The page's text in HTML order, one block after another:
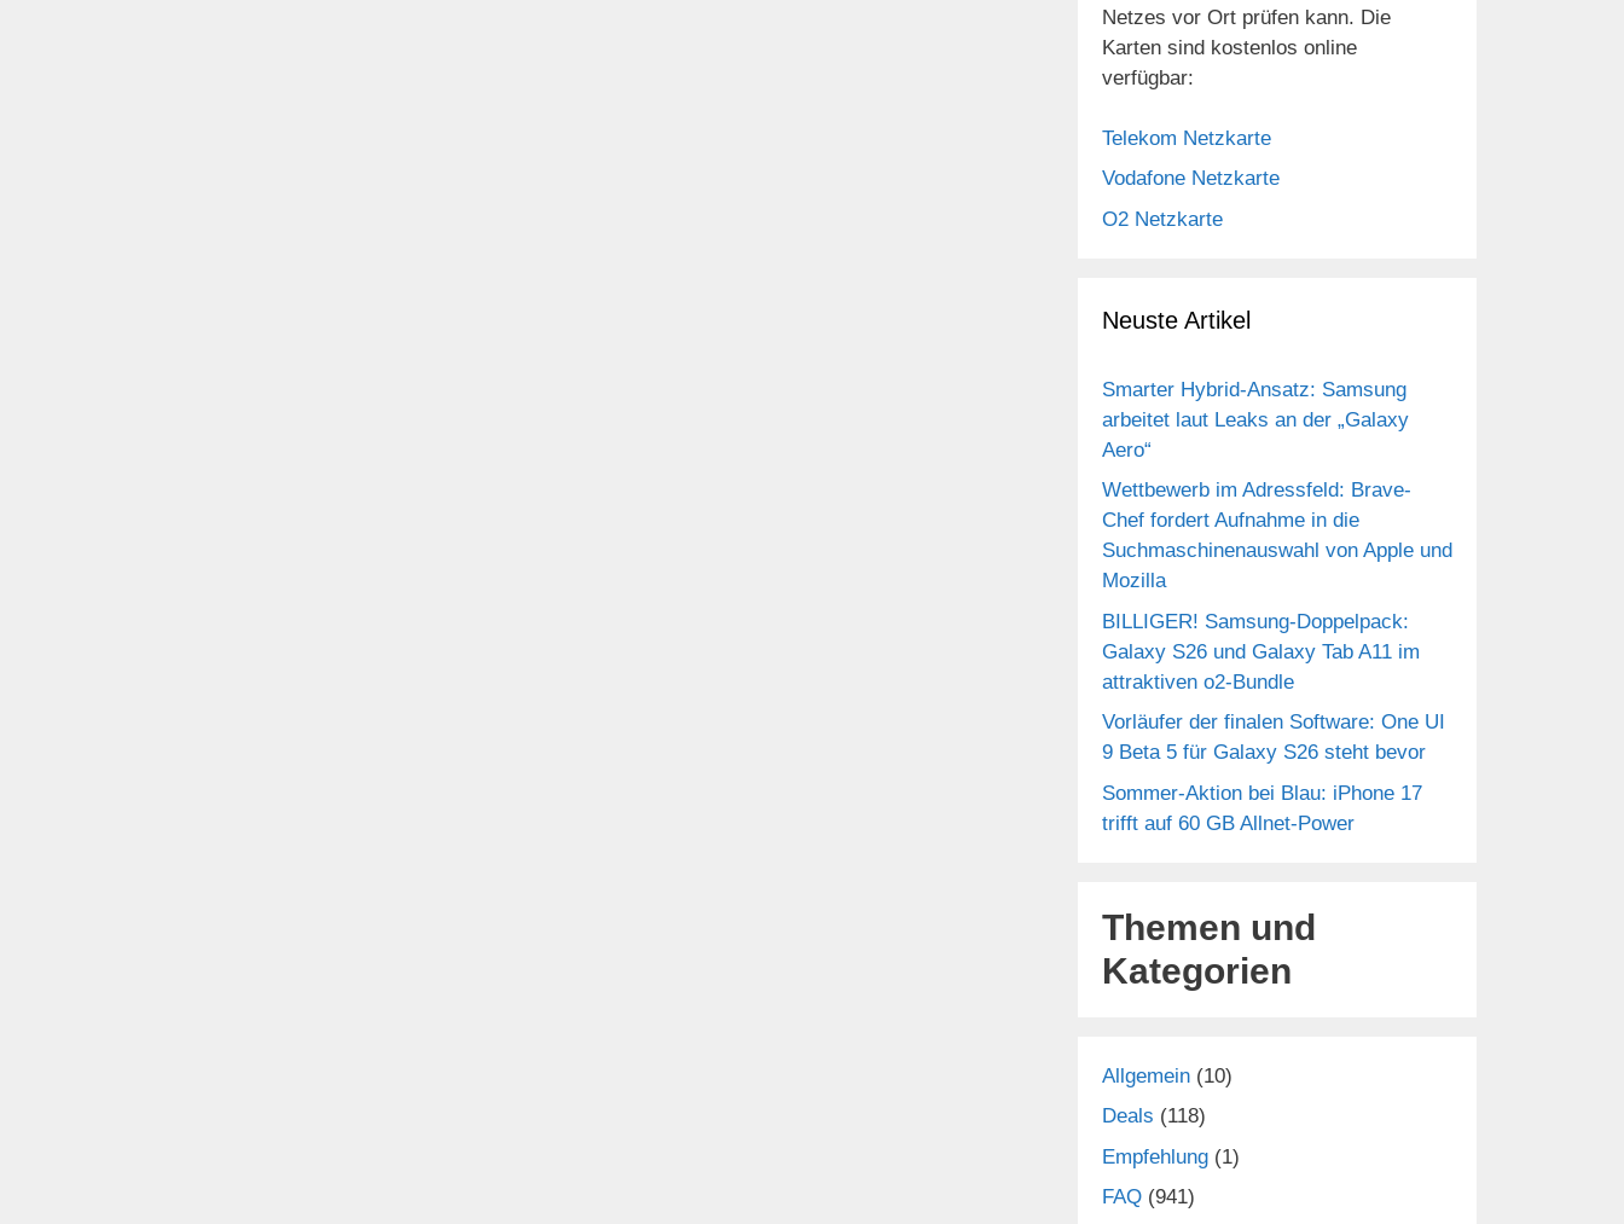
Netzes vor Ort prüfen kann. Die
Karten sind kostenlos online
verfügbar:
Telekom Netzkarte
Vodafone Netzkarte
O2 Netzkarte
Neuste Artikel
Smarter Hybrid-Ansatz: Samsung
arbeitet laut Leaks an der „Galaxy
Aero“
Wettbewerb im Adressfeld: Brave-
Chef fordert Aufnahme in die
Suchmaschinenauswahl von Apple und
Mozilla
BILLIGER! Samsung-Doppelpack:
Galaxy S26 und Galaxy Tab A11 im
attraktiven o2-Bundle
Vorläufer der finalen Software: One UI
9 Beta 5 für Galaxy S26 steht bevor
Sommer-Aktion bei Blau: iPhone 17
trifft auf 60 GB Allnet-Power
Themen und
Kategorien
Allgemein (10)
Deals (118)
Empfehlung (1)
FAQ (941)